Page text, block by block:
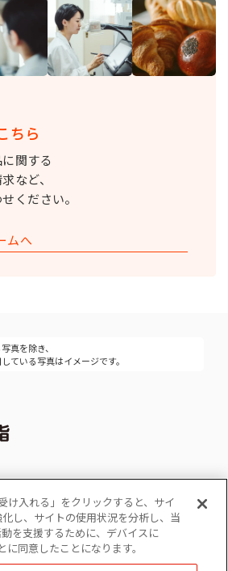
ちら
関する
など、
ください。
ムへ
真を除き、
ている写真はイメージです。
シー
け入れる」をクリックすると、サイ
し、サイトの使用状況を分析し、当
を支援するために、デバイスに
同意したことになります。